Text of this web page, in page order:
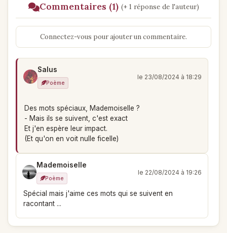
Commentaires (1) (+ 1 réponse de l'auteur)
Connectez-vous pour ajouter un commentaire.
Salus
Poème
le 23/08/2024 à 18:29
Des mots spéciaux, Mademoiselle ?
- Mais ils se suivent, c'est exact
Et j'en espère leur impact.
(Et qu'on en voit nulle ficelle)
Mademoiselle
Poème
le 22/08/2024 à 19:26
Spécial mais j'aime ces mots qui se suivent en
racontant ...